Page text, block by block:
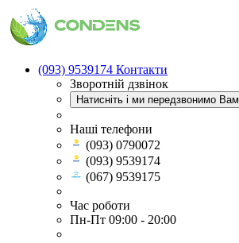
(093) 9539174 Контакти
Зворотній дзвінок
Натисніть і ми передзвонимо Вам
Наші телефони
(093) 0790072
(093) 9539174
(067) 9539175
Час роботи
Пн-Пт 09:00 - 20:00